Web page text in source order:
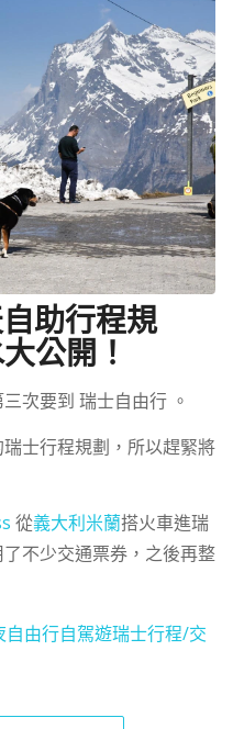
助行程規
公開！
次要到 瑞士自由行 。
士行程規劃，所以趕緊將
從義大利米蘭搭火車進瑞
不少交通票券，之後再整
自由行自駕遊瑞士行程/交